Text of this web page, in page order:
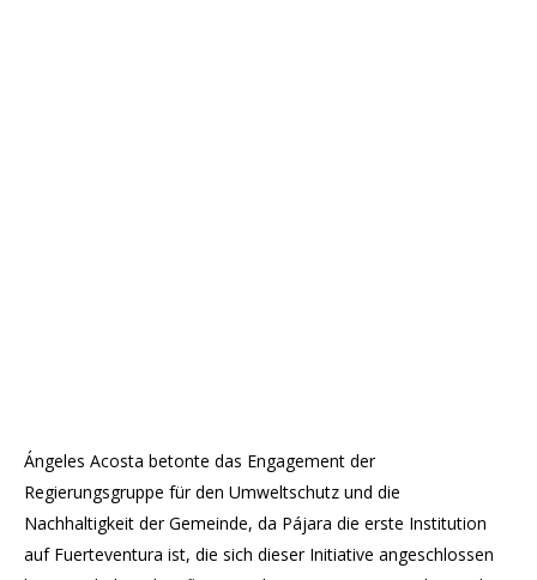
Ángeles Acosta betonte das Engagement der
Regierungsgruppe für den Umweltschutz und die
Nachhaltigkeit der Gemeinde, da Pájara die erste Institution
auf Fuerteventura ist, die sich dieser Initiative angeschlossen